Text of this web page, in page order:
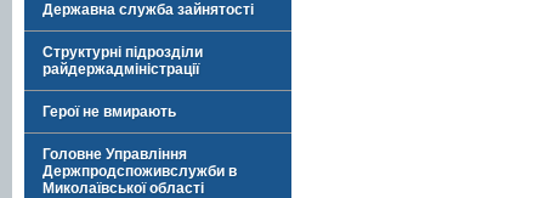
Державна служба зайнятості
Структурні підрозділи
райдержадміністрації
Герої не вмирають
Головне Управління
Держпродспоживслужби в
Миколаївської області